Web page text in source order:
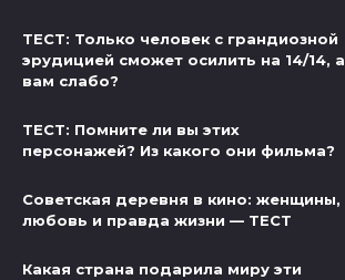
ТЕСТ: Только человек с грандиозной
эрудицией сможет осилить на 14/14, а
вам слабо?
ТЕСТ: Помните ли вы этих
персонажей? Из какого они фильма?
Советская деревня в кино: женщины,
любовь и правда жизни — ТЕСТ
Какая страна подарила миру эти